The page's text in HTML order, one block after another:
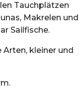
Tauchplätzen
Makrelen und
Sailfische.
Arten, kleiner und